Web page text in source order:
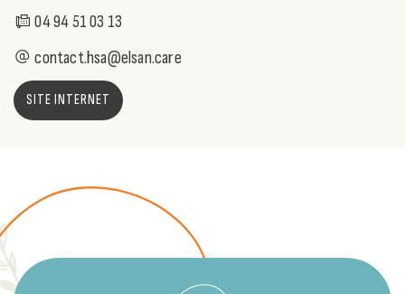
04 94 51 03 13
contact.hsa@elsan.care
SITE INTERNET